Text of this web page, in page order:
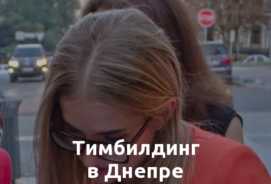
Тимбилдинг
в Днепре